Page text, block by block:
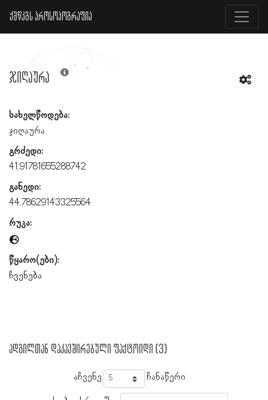
ქშწკგს პროსოპოგრაფია
ჯიღაურა
სახელწოდება:
ჯიღაურა
გრძედი:
41.91781655288742
განედი:
44.78629143325564
რუკა:
წყარო(ები):
ჩვენება
ადგილთან დაკავშირებული ფაქტოიდი (3)
აჩვენე ჩანაწერი